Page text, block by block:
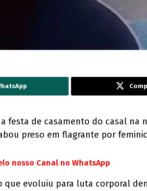
de casamento do casal na
preso em flagrante por
nosso Canal no WhatsApp
evoluiu para luta corporal